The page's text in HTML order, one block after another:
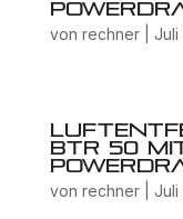
von rechner| Juli
BTR 50
von rechner| Juli